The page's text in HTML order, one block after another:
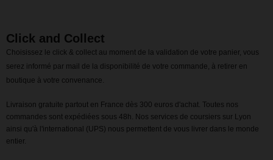
Click and Collect
Choisissez le click & collect au moment de la validation de votre panier, vous
serez informé par mail de la disponibilité de votre commande, à retirer en
boutique à votre convenance.
Livraison gratuite partout en France dès 300 euros d'achat. Toutes nos
commandes sont expédiées sous 48h. Nos services de coursiers sur Lyon
ainsi qu'à l'international (UPS) nous permettent de vous livrer dans le monde
entier.